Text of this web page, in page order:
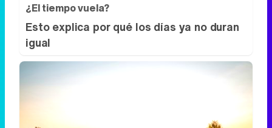
¿El tiempo vuela?
Esto explica por qué los días ya no duran
igual